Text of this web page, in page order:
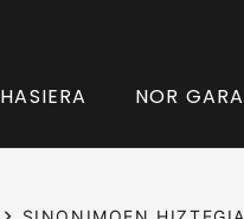
HASIERA NOR GARA